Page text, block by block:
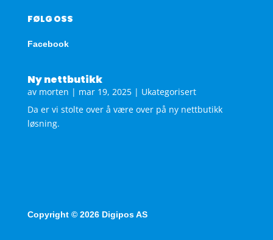
FØLG OSS
Facebook
Ny nettbutikk
av morten | mar 19, 2025| Ukategorisert
Da er vi stolte over å være over på ny nettbutikk
løsning.
Copyright © 2026 Digipos AS